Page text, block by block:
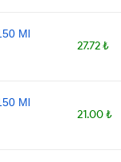
Ml
27.72 ₺
Ml
21.00 ₺